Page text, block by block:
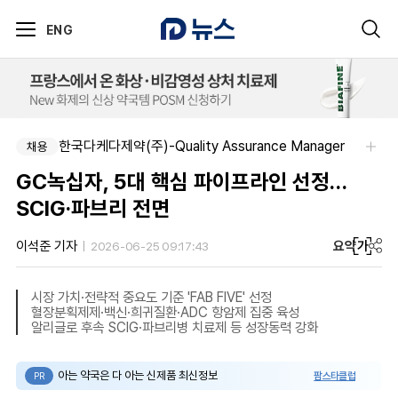
ENG
채용 한국다케다제약(주)-Quality Assurance Manager
GC녹십자, 5대 핵심 파이프라인 선정…
SCIG·파브리 전면
이석준 기자 2026-06-25 09:17:43 요약가
시장 가치·전략적 중요도 기준 'FAB FIVE' 선정
혈장분획제제·백신·희귀질환·ADC 항암제 집중 육성
알리글로 후속 SCIG·파브리병 치료제 등 성장동력 강화
PR 아는 약국은 다 아는 신제품 최신정보 팜스타클럽